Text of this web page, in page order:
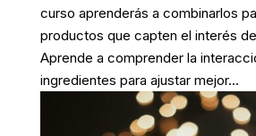
curso aprenderás a combinarlos
productos que capten el interés
Aprende a comprender la
ingredientes para ajustar mejor...